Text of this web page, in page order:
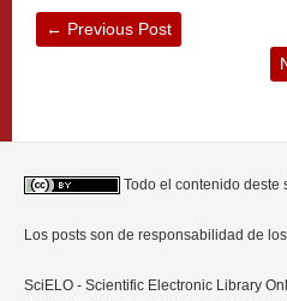
← Previous Post
Todo el contenido
Los posts son de responsabilidad de
SciELO - Scientific Electronic Library